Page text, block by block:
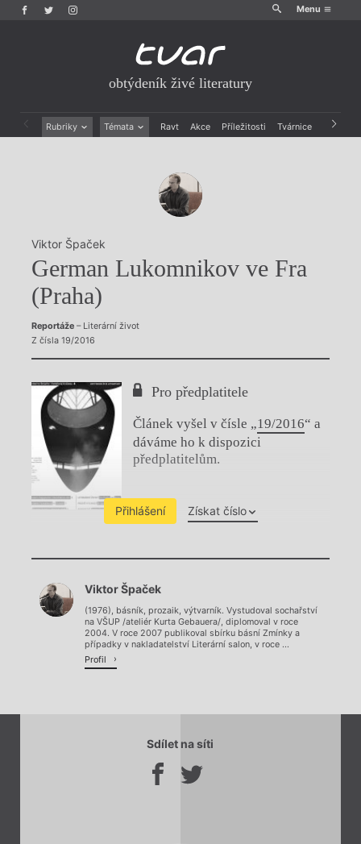
Menu
obtýdeník živé literatury
Rubriky Témata Ravt Akce Příležitosti Tvárnice Archiv
Rozhovory
Dokument
Výroční ceny
Viktor Špaček
German Lukomnikov ve Fra
(Praha)
Reportáže– Literární život
Z čísla 19/2016
Pro předplatitele
Článek vyšel v čísle „19/2016“ a
dáváme ho k dispozici
předplatitelům.
Přihlášení Získat číslo
Chviličku.
Načítá se.
Viktor Špaček
(1976), básník, prozaik, výtvarník. Vystudoval sochařství
na VŠUP /ateliér Kurta Gebauera/, diplomoval v roce
2004. V roce 2007 publikoval sbírku básní Zmínky a
případky v nakladatelství Literární salon, v roce ...
Profil
Sdílet na síti